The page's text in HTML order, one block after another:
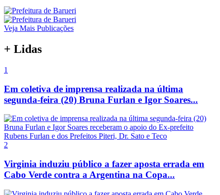
Veja Mais Publicações
+ Lidas
1
Em coletiva de imprensa realizada na última
segunda-feira (20) Bruna Furlan e Igor Soares...
2
Virginia induziu público a fazer aposta errada em
Cabo Verde contra a Argentina na Copa...